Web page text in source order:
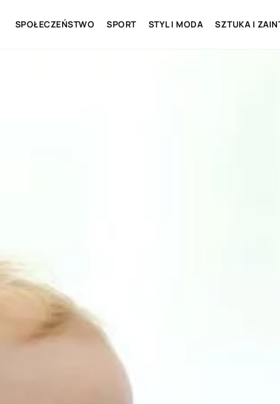
SPOŁECZEŃSTWO SPORT STYL I MODA SZTUKA I